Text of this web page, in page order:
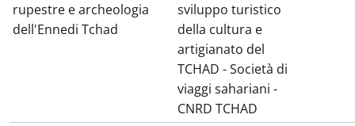
rupestre e archeologia
dell'Ennedi Tchad
sviluppo turistico
della cultura e
artigianato del
TCHAD - Società di
viaggi sahariani -
CNRD TCHAD